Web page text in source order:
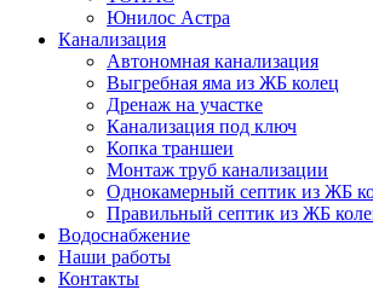
Юнилос Астра
Канализация
Автономная канализация
Выгребная яма из ЖБ колец
Дренаж на участке
Канализация под ключ
Копка траншеи
Монтаж труб канализации
Однокамерный септик из ЖБ
Правильный септик из ЖБ
Водоснабжение
Наши работы
Контакты